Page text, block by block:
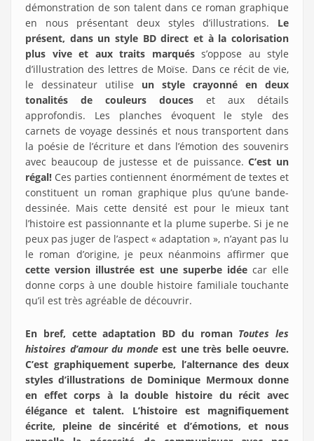
démonstration de son talent dans ce roman graphique
en nous présentant deux styles d’illustrations. Le
présent, dans un style BD direct et à la colorisation
plus vive et aux traits marquéss’oppose au style
d’illustration des lettres de Moïse. Dans ce récit de vie,
le dessinateur utilise un style crayonné en deux
tonalités de couleurs douces et aux détails
approfondis. Les planches évoquent le style des
carnets de voyage dessinés et nous transportent dans
la poésie de l’écriture et dans l’émotion des souvenirs
avec beaucoup de justesse et de puissance.C’est un
régal! Ces parties contiennent énormément de textes et
constituent un roman graphique plus qu’une bande-
dessinée. Mais cette densité est pour le mieux tant
l’histoire est passionnante et la plume superbe. Si je ne
peux pas juger de l’aspect « adaptation », n’ayant pas lu
le roman d’origine, je peux néanmoins affirmer que
cette version illustrée est une superbe idéecar elle
donne corps à une double histoire familiale touchante
qu’il est très agréable de découvrir.
En bref, cette adaptation BD du roman Toutes les
histoires d’amour du mondeest une très belle oeuvre.
C’est graphiquement superbe, l’alternance des deux
styles d’illustrations de Dominique Mermoux donne
en effet corps à la double histoire du récit avec
élégance et talent. L’histoire est magnifiquement
écrite, pleine de sincérité et d’émotions, et nous